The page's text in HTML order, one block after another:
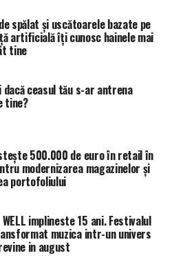
Dacă știam nu
AZI
spălat și uscătoarele bazate pe
artificială îți cunosc hainele mai
tine
dacă ceasul tău s-ar antrena
tine?
500.000 de euro în retail în
modernizarea magazinelor și
portofoliului
WELL implineste 15 ani. Festivalul
muzica intr-un univers
in august